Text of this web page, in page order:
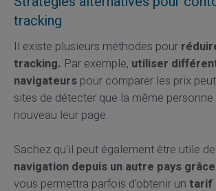
tracking
Il existe plusieurs méthodes pour
tracking. Par exemple, utiliser
navigateurspour comparer les prix
sites de détecter que la même
nouveau leur page.
Sachez qu'il peut également être utile de
navigation depuis un autre pays grâce
vous permettra parfois d'obtenir un tarif